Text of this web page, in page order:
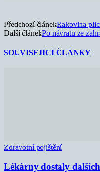
Předchozí článekRakovina
Další článekPo návratu ze
SOUVISEJÍCÍ ČLÁNKY
Zdravotní pojištění
Lékárny dostaly